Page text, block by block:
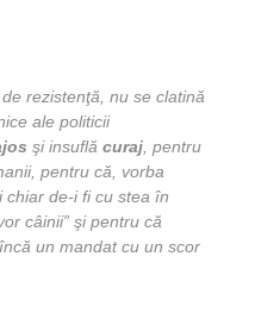
rezistenţă, nu se clatină
ale politicii
şi insuflă curaj , pentru
pentru că, vorba
chiar de-i fi cu stea în
câinii” şi pentru că
un mandat cu un scor